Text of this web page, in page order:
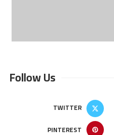
Follow Us
TWITTER
PINTEREST